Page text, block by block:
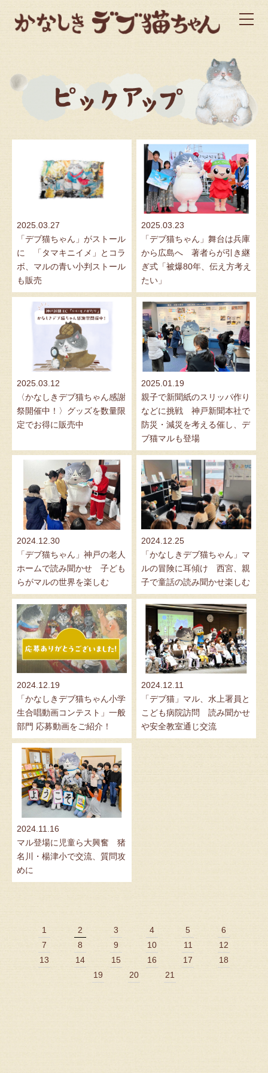
2025.03.27
「デブ猫ちゃん」がストール
に 「タマキニイメ」とコラ
ボ、マルの青い小判ストール
も販売
2025.03.23
「デブ猫ちゃん」舞台は兵庫
から広島へ 著者らが引き継
ぎ式「被爆80年、伝え方考え
たい」
2025.03.12
〈かなしきデブ猫ちゃん感謝
祭開催中！〉グッズを数量限
定でお得に販売中
2025.01.19
親子で新聞紙のスリッパ作り
などに挑戦 神戸新聞本社で
防災・減災を考える催し、デ
ブ猫マルも登場
2024.12.30
「デブ猫ちゃん」神戸の老人
ホームで読み聞かせ 子ども
らがマルの世界を楽しむ
2024.12.25
「かなしきデブ猫ちゃん」マ
ルの冒険に耳傾け 西宮、親
子で童話の読み聞かせ楽しむ
2024.12.19
「かなしきデブ猫ちゃん小学
生合唱動画コンテスト」一般
部門 応募動画をご紹介！
2024.12.11
「デブ猫」マル、水上署員と
こども病院訪問 読み聞かせ
や安全教室通じ交流
2024.11.16
マル登場に児童ら大興奮 猪
名川・楊津小で交流、質問攻
めに
1 2 3 4 5
6
7
8 9 10 11
12
13
14 15 16 17
18
19
20 21